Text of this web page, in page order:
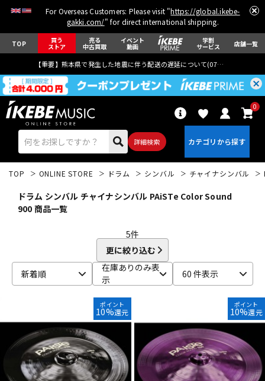
For Overseas Customers: Please visit "https://global.ikebe-
gakki.com/" for direct international shipping.
TOP 買う
ストア
売る
中古買取
イベント
動画
学割
サービス 店舗一覧
【重要】熊本県で発生した地震に伴う配送の遅延について(07月29日
詳細検索
0
ベース ウクレレ
ドラム パーカッション
キーボード 電子ピアノ
TOP ONLINE STORE ドラム シンバル チャイナシンバル
ドラム シンバル チャイナシンバル PAiSTe Color Sound
900 商品一覧
5件
更に絞り込む
新着順
在庫ありのみ表
示
60 件表示
ポイント
10%還元
ポイント
10%還元